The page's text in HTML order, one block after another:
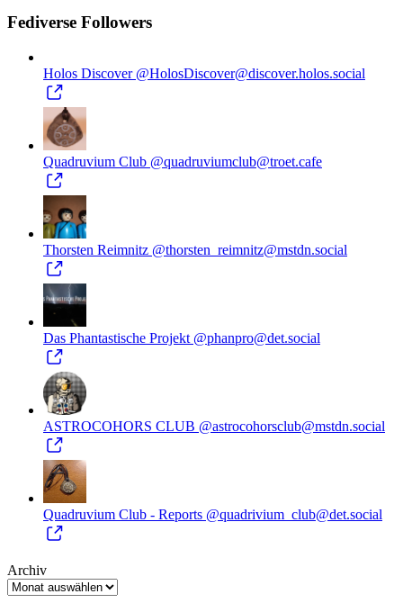
Fediverse Followers
Holos Discover @HolosDiscover@discover.holos.social
Quadruvium Club @quadruviumclub@troet.cafe
Thorsten Reimnitz @thorsten_reimnitz@mstdn.social
Das Phantastische Projekt @phanpro@det.social
ASTROCOHORS CLUB @astrocohorsclub@mstdn.social
Quadruvium Club - Reports @quadrivium_club@det.social
Archiv